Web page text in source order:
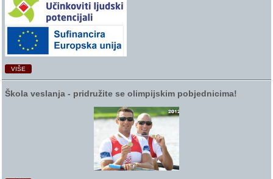
VIŠE
Škola veslanja ‑ pridružite se olimpijskim pobjednicima!